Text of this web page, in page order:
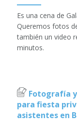
Es una cena de
Queremos fotos
también un video
minutos.
Fotografía
para fiesta
asistentes en